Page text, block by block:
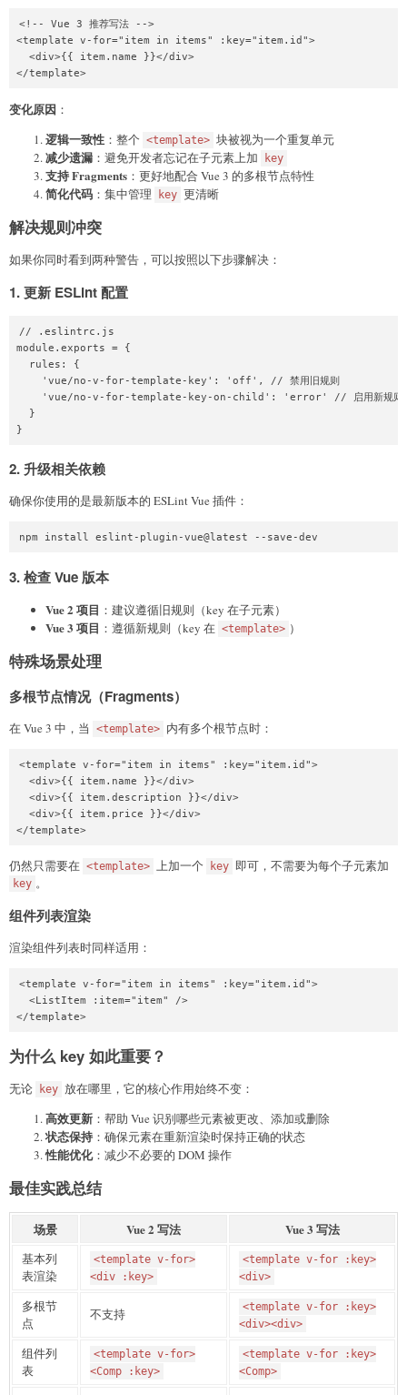
<!-- Vue 3 推荐写法 -->
<template v-for="item in items" :key="item.id">
  <div>{{ item.name }}</div>
</template>
变化原因 ：
逻辑一致性 ：整个 <template> 块被视为一个重复单元
减少遗漏 ：避免开发者忘记在子元素上加 key
支持 Fragments ：更好地配合 Vue 3 的多根节点特性
简化代码 ：集中管理 key 更清晰
解决规则冲突
如果你同时看到两种警告，可以按照以下步骤解决：
1. 更新 ESLint 配置
// .eslintrc.js
module.exports = {
  rules: {
    'vue/no-v-for-template-key': 'off', // 禁用旧规则
    'vue/no-v-for-template-key-on-child': 'error' // 启用新规则
  }
}
2. 升级相关依赖
确保你使用的是最新版本的 ESLint Vue 插件：
npm install eslint-plugin-vue@latest --save-dev
3. 检查 Vue 版本
Vue 2 项目 ：建议遵循旧规则（key 在子元素）
Vue 3 项目 ：遵循新规则（key 在 <template> ）
特殊场景处理
多根节点情况（Fragments）
在 Vue 3 中，当 <template> 内有多个根节点时：
<template v-for="item in items" :key="item.id">
  <div>{{ item.name }}</div>
  <div>{{ item.description }}</div>
  <div>{{ item.price }}</div>
</template>
仍然只需要在 <template> 上加一个 key 即可，不需要为每个子元素加
key 。
组件列表渲染
渲染组件列表时同样适用：
<template v-for="item in items" :key="item.id">
  <ListItem :item="item" />
</template>
为什么 key 如此重要？
无论 key 放在哪里，它的核心作用始终不变：
高效更新 ：帮助 Vue 识别哪些元素被更改、添加或删除
状态保持 ：确保元素在重新渲染时保持正确的状态
性能优化：减少不必要的 DOM 操作
最佳实践总结
场景 Vue 2 写法 Vue 3 写法
基本列
表渲染
<template v-for>
<div :key>
<template v-for :key>
<div>
多根节
点
不支持
<template v-for :key>
<div><div>
组件列
表
<template v-for>
<Comp :key>
<template v-for :key>
<Comp>